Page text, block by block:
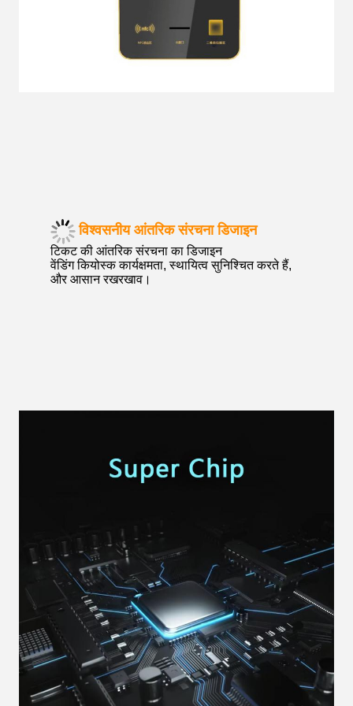
विश्वसनीय आंतरिक संरचना डिजाइन
टिकट की आंतरिक संरचना का डिजाइन
वेंडिंग कियोस्क कार्यक्षमता, स्थायित्व सुनिश्चित करते हैं,
और आसान रखरखाव।